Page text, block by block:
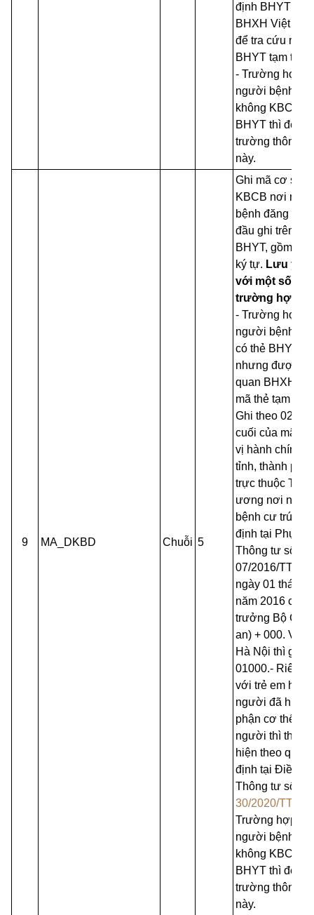
định BHYT của
BHXH Việt
để tra cứu mã
BHYT tạm thời.
- Trường hợp
người bệnh
không KBCB
BHYT thì để
trường thông
này.
9 MA_DKBD Chuỗi 5
Ghi mã cơ sở
KBCB nơi
bệnh đăng ký
đầu ghi trên thẻ
BHYT, gồm có
ký tự. Lưu ý
với một số
trường hợp
- Trường hợp
người bệnh
có thẻ BHYT
nhưng được cơ
quan BHXH
mã thẻ tạm
Ghi theo 02 ký
cuối của mã
vị hành chính
tỉnh, thành phố
trực thuộc
ương nơi
bệnh cư trú
định tại Phụ
Thông tư số
07/2016/TT-
ngày 01 tháng
năm 2016 của
trưởng Bộ
an) + 000. Ví
Hà Nội thì ghi
01000.- Riêng
với trẻ em hoặc
người đã hiến
phận cơ thể
người thì thực
hiện theo quy
định tại Điều 10
Thông tư số
30/2020/TT-
Trường hợp
người bệnh
không KBCB
BHYT thì để
trường thông
này.